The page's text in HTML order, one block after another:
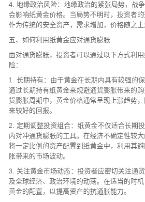
4. 地缘政治风险：地缘政治的紧张局势，战
会影响纸黄金价格。当局势不明时，投资者
作为传统的安全资产，需求增加，价格随之上
五、如何利用纸黄金应对通货膨胀
面对通货膨胀，投资者可以通过以下方式利
险：
1. 长期持有：由于黄金在长期内具有较强的
通过长期持有纸黄金来规避通货膨胀带来的
货膨胀周期中，黄金价格通常呈现上涨趋势
来较好的回报。
2. 定期调整投资组合：纸黄金不仅适合长期
内对冲通货膨胀的工具。在经济不确定性较
将一定比例的资产配置到纸黄金中，利用其
胀带来的市场波动。
3. 关注黄金市场动态：投资者应密切关注通
及全球经济、政治环境的动荡。在适当的时
黄金的配置，以提高资产的抗通胀能力。